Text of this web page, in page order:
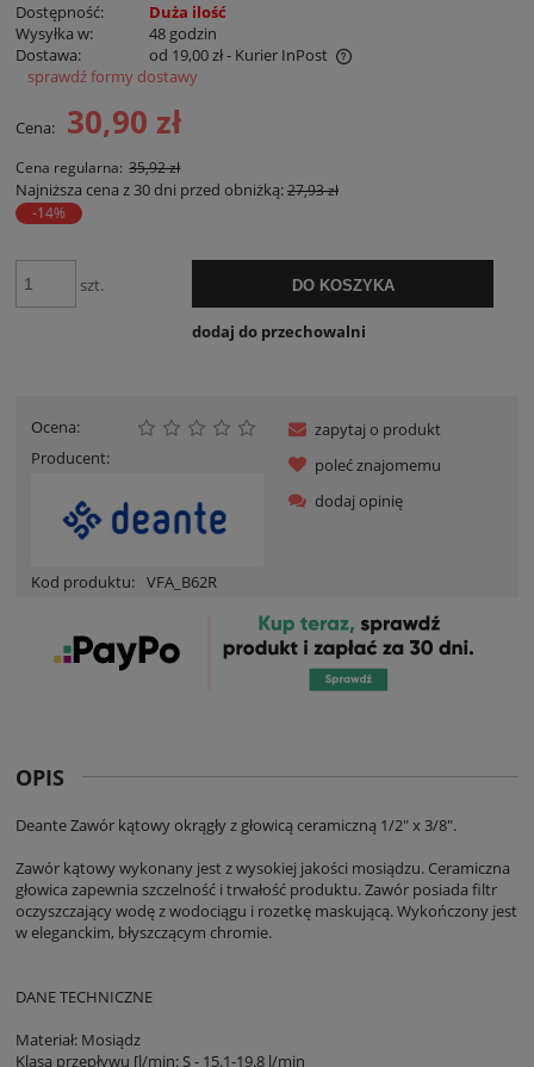
Dostępność:
Duża ilość
Wysyłka w:
48 godzin
Dostawa:
od 19,00 zł- Kurier InPost
Cena nie zawiera ewentualnych kosztów płatności
sprawdź formy dostawy
Cena: 30,90 zł
Cena regularna: 35,92 zł
Najniższa cena z 30 dni przed obniżką:27,93 zł
-14%
szt. DO KOSZYKA
dodaj do przechowalni
Ocena:
Producent:
Kod produktu: VFA_B62R
zapytaj o produkt
poleć znajomemu
dodaj opinię
OPIS
Deante Zawór kątowy okrągły z głowicą ceramiczną 1/2" x 3/8".
Zawór kątowy wykonany jest z wysokiej jakości mosiądzu. Ceramiczna
głowica zapewnia szczelność i trwałość produktu. Zawór posiada filtr
oczyszczający wodę z wodociągu i rozetkę maskującą. Wykończony jest
w eleganckim, błyszczącym chromie.
DANE TECHNICZNE
Materiał: Mosiądz
Klasa przepływu [l/min: S - 15.1-19.8 l/min